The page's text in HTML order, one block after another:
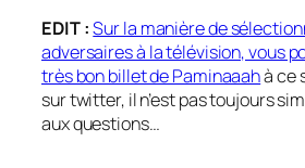
EDIT :Sur la manière de
adversaires à la télévision, vous
très bon billet de Paminaaahà ce
sur twitter, il n’est pas toujours
aux questions…